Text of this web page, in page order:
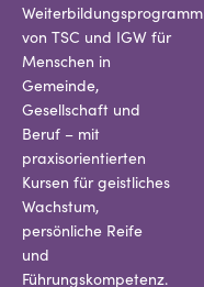
Weiterbildungsprogramm
von TSC und IGW für
Menschen in
Gemeinde,
Gesellschaft und
Beruf – mit
praxisorientierten
Kursen für geistliches
Wachstum,
persönliche Reife
und
Führungskompetenz.